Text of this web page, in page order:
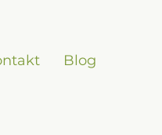
Blog